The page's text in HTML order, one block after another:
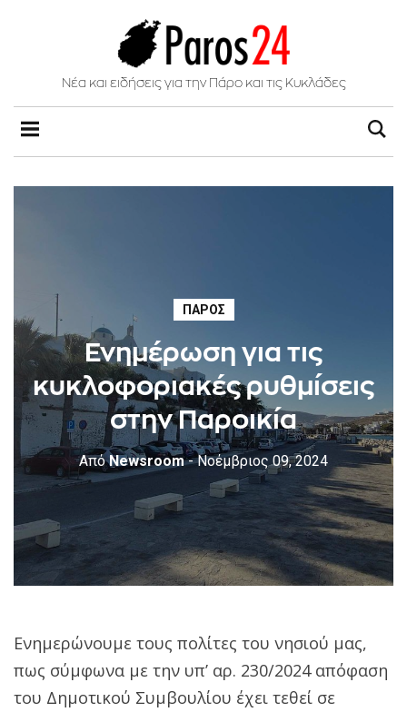
Νέα και ειδήσεις για την Πάρο και τις Κυκλάδες
ΠΆΡΟΣ
Ενημέρωση για τις
κυκλοφοριακές ρυθμίσεις
στην Παροικία
ΑπόNewsroom - Νοέμβριος 09, 2024
Ενημερώνουμε τους πολίτες του νησιού μας,
πως σύμφωνα με την υπ’ αρ. 230/2024 απόφαση
του Δημοτικού Συμβουλίου έχει τεθεί σε